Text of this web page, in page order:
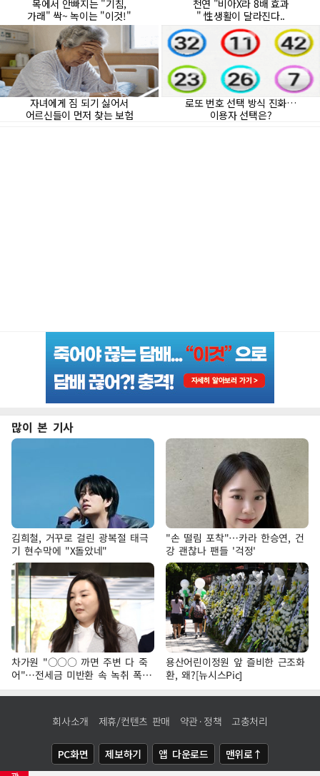
많이 본 기사
김희철, 거꾸로 걸린 광복절 태극
기 현수막에 "X돌았네"
"손 떨림 포착"…카라 한승연, 건
강 괜찮나 팬들 '걱정'
차가원 "○○○ 까면 주변 다 죽
어"…전세금 미반환 속 녹취 폭로
파장
용산어린이정원 앞 즐비한 근조화
환, 왜?[뉴시스Pic]
회사소개 제휴/컨텐츠 판매 약관·정책 고충처리
PC화면 제보하기 앱 다운로드 맨위로↑